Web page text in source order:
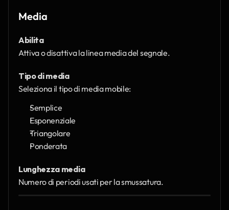
Media
Abilita
Attiva o disattiva la linea media del segnale.
Tipo di media
Seleziona il tipo di media mobile:
Semplice
Esponenziale
Triangolare
Ponderata
Lunghezza media
Numero di periodi usati per la smussatura.